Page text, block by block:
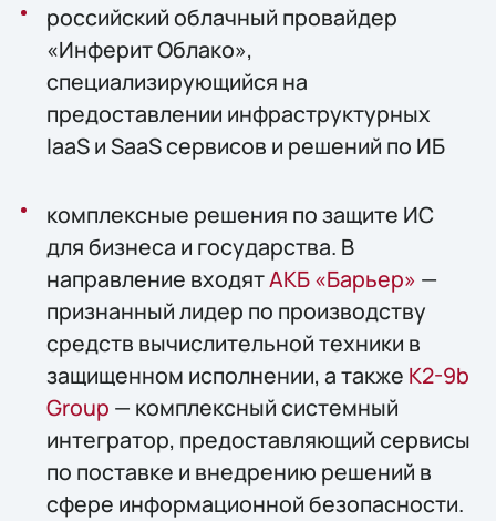
российский облачный провайдер
«Инферит Облако»,
специализирующийся на
предоставлении инфраструктурных
IaaS и SaaS сервисов и решений по ИБ
комплексные решения по защите ИС
для бизнеса и государства. В
направление входятАКБ «Барьер» —
признанный лидер по производству
средств вычислительной техники в
защищенном исполнении, а также К2-9b
Group — комплексный системный
интегратор, предоставляющий сервисы
по поставке и внедрению решений в
сфере информационной безопасности.